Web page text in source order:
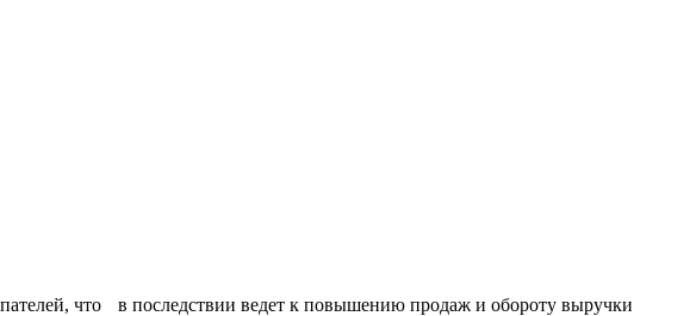
что в последствии ведет к повышению продаж и обороту выручки